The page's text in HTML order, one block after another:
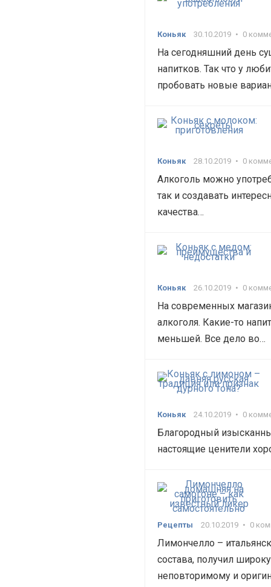
Коньяк 30.10.2019 • 0
На сегодняшний день
напитков. Так что у
пробовать новые
Коньяк 28.10.2019 • 0
Алкоголь можно
так и создавать
качества…
Коньяк 26.10.2019 • 0
На современных
алкоголя. Какие-то
меньшей. Все дело во…
Коньяк 24.10.2019 • 0
Благородный
настоящие ценители
Рецепты 20.10.2019 • 0
Лимончелло –
состава, получил
неповторимому и